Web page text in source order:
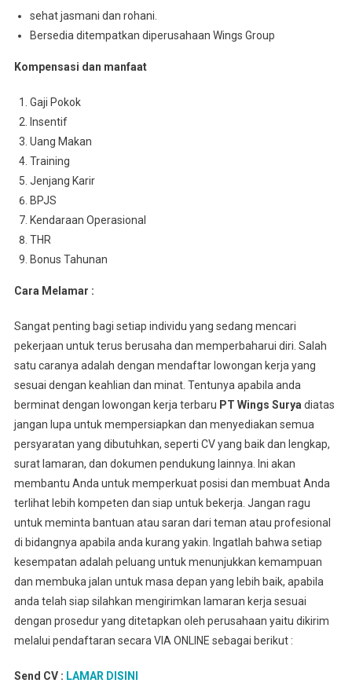
sehat jasmani dan rohani.
Bersedia ditempatkan diperusahaan Wings Group
Kompensasi dan manfaat
Gaji Pokok
Insentif
Uang Makan
Training
Jenjang Karir
BPJS
Kendaraan Operasional
THR
Bonus Tahunan
Cara Melamar :
Sangat penting bagi setiap individu yang sedang mencari
pekerjaan untuk terus berusaha dan memperbaharui diri. Salah
satu caranya adalah dengan mendaftar lowongan kerja yang
sesuai dengan keahlian dan minat. Tentunya apabila anda
berminat dengan lowongan kerja terbaru PT Wings Surya diatas
jangan lupa untuk mempersiapkan dan menyediakan semua
persyaratan yang dibutuhkan, seperti CV yang baik dan lengkap,
surat lamaran, dan dokumen pendukung lainnya. Ini akan
membantu Anda untuk memperkuat posisi dan membuat Anda
terlihat lebih kompeten dan siap untuk bekerja. Jangan ragu
untuk meminta bantuan atau saran dari teman atau profesional
di bidangnya apabila anda kurang yakin. Ingatlah bahwa setiap
kesempatan adalah peluang untuk menunjukkan kemampuan
dan membuka jalan untuk masa depan yang lebih baik, apabila
anda telah siap silahkan mengirimkan lamaran kerja sesuai
dengan prosedur yang ditetapkan oleh perusahaan yaitu dikirim
melalui pendaftaran secara VIA ONLINE sebagai berikut :
Send CV : LAMAR DISINI